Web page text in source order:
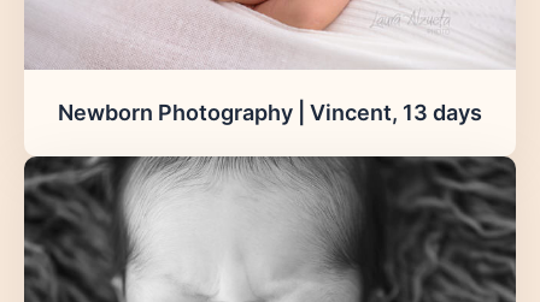
Newborn Photography | Vincent, 13 days